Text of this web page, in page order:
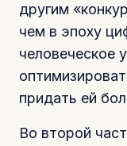
другим
чем в эпоху
человеческое
придать ей
Во второй